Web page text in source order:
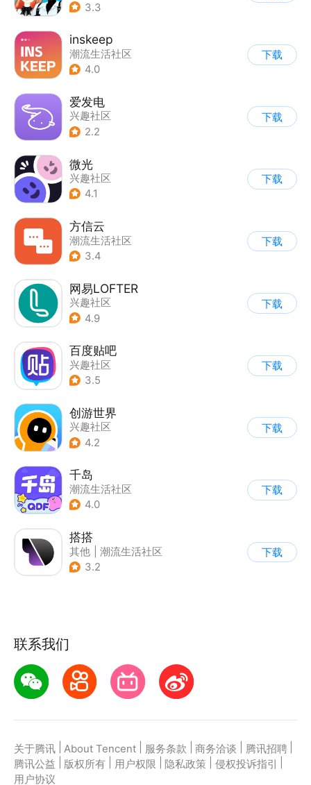
| 表情包/头像
3.3
inskeep
潮流生活社区
4.0
下载
爱发电
兴趣社区
2.2
下载
微光
兴趣社区
4.1
下载
方信云
潮流生活社区
| 综合商城
3.4
下载
网易LOFTER
兴趣社区
4.9
下载
百度贴吧
兴趣社区
3.5
下载
创游世界
兴趣社区
4.2
下载
千岛
潮流生活社区
4.0
下载
搭搭
其他
潮流生活社区
| 指南针
3.2
下载
联系我们
关于腾讯 About Tencent 服务条款 商务洽谈 腾讯招聘
腾讯公益
版权所有 用户权限 隐私政策 侵权投诉指引
用户协议